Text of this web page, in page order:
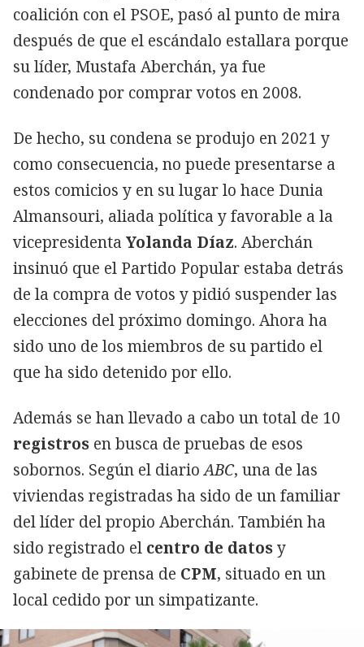
coalición con el PSOE, pasó al punto de mira
después de que el escándalo estallara porque
su líder, Mustafa Aberchán, ya fue
condenado por comprar votos en 2008.
De hecho, su condena se produjo en 2021 y
como consecuencia, no puede presentarse a
estos comicios y en su lugar lo hace Dunia
Almansouri, aliada política y favorable a la
vicepresidenta Yolanda Díaz. Aberchán
insinuó que el Partido Popular estaba detrás
de la compra de votos y pidió suspender las
elecciones del próximo domingo. Ahora ha
sido uno de los miembros de su partido el
que ha sido detenido por ello.
Además se han llevado a cabo un total de 10
registros en busca de pruebas de esos
sobornos. Según el diarioABC, una de las
viviendas registradas ha sido de un familiar
del líder del propio Aberchán. También ha
sido registrado el centro de datosy
gabinete de prensa de CPM, situado en un
local cedido por un simpatizante.